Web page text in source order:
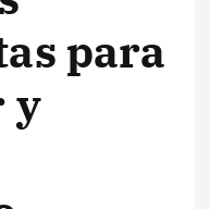
para
y